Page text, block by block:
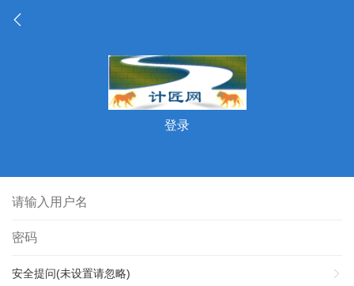
登录
安全提问(未设置请忽略)